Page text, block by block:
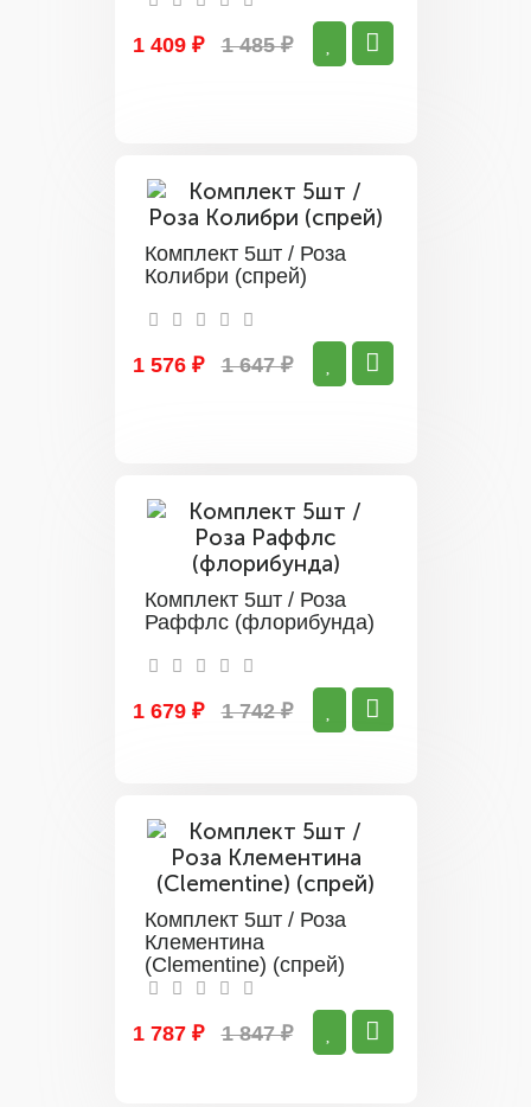
1 409 ₽ 1 485 ₽
Комплект 5шт / Роза
Колибри (спрей)
1 576 ₽ 1 647 ₽
Комплект 5шт / Роза
Раффлс (флорибунда)
1 679 ₽ 1 742 ₽
Комплект 5шт / Роза
Клементина
(Clementine) (спрей)
1 787 ₽ 1 847 ₽